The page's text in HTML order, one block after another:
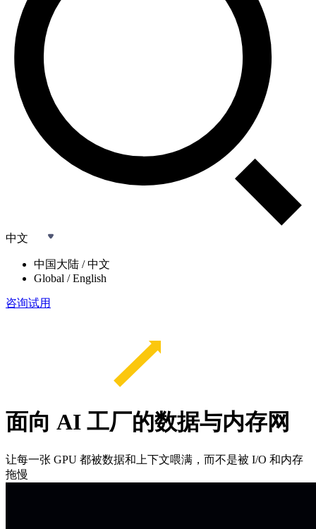
中文
中国大陆 / 中文
Global / English
咨询试用
面向 AI 工厂的数据与内存网
让每一张 GPU 都被数据和上下文喂满，而不是被 I/O 和内存
拖慢